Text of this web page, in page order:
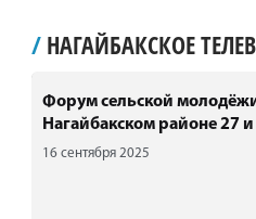
/ НАГАЙБАКСКОЕ
Форум сельской
Нагайбакском районе 27 и
16 сентября 2025